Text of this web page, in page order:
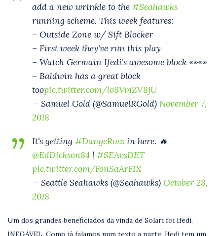
add a new wrinkle to the #Seahawks
running scheme. This week features:
– Outside Zone w/ Sift Blocker
– First week they've run this play
– Watch Germain Ifedi's awesome block 👀👀
– Baldwin has a great block
toopic.twitter.com/lo8VmZV8jU
— Samuel Gold (@SamuelRGold) November 7,
2018
It's getting #DangeRuss in here. 🔥
@EdDickson84 | #SEAvsDET
pic.twitter.com/FonSaArFIX
— Seattle Seahawks (@Seahawks) October 28,
2018
Um dos grandes beneficiados da vinda de Solari foi Ifedi.
INEGÁVEL. Como já falamos num texto a parte, Ifedi tem um